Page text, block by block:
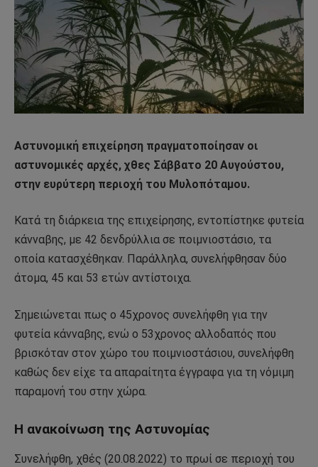
Αστυνομική επιχείρηση πραγματοποίησαν οι
αστυνομικές αρχές, χθες Σάββατο 20 Αυγούστου,
στην ευρύτερη περιοχή του Μυλοπόταμου.
Κατά τη διάρκεια της επιχείρησης, εντοπίστηκε φυτεία
κάνναβης, με 42 δενδρύλλια σε ποιμνιοστάσιο, τα
οποία κατασχέθηκαν. Παράλληλα, συνελήφθησαν δύο
άτομα, 45 και 53 ετών αντίστοιχα.
Σημειώνεται πως ο 45χρονος συνελήφθη για την
φυτεία κάνναβης, ενώ ο 53χρονος αλλοδαπός που
βρισκόταν στον χώρο του ποιμνιοστάσιου, συνελήφθη
καθώς δεν είχε τα απαραίτητα έγγραφα για τη νόμιμη
παραμονή του στην χώρα.
Η ανακοίνωση της Αστυνομίας
Συνελήφθη, χθές (20.08.2022) το πρωί σε περιοχή του